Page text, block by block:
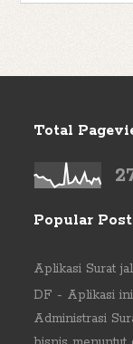
Total
Popular
Aplikasi Surat
DF - Aplikasi
Administrasi